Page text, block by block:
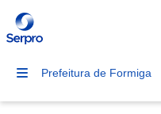
Prefeitura de Formiga